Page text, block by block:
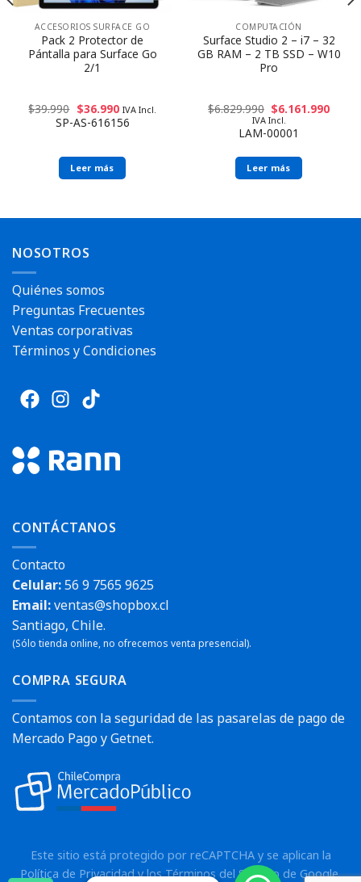
ACCESORIOS SURFACE GO
Pack 2 Protector de
Pántalla para Surface Go
2/1
$39.990 $36.990 IVA Incl.
SP-AS-616156
Leer más
COMPUTACIÓN
Surface Studio 2 – i7 – 32
GB RAM – 2 TB SSD – W10
Pro
$6.829.990 $6.161.990
IVA Incl.
LAM-00001
Leer más
NOSOTROS
Quiénes somos
Preguntas Frecuentes
Ventas corporativas
Términos y Condiciones
CONTÁCTANOS
Contacto
Celular:56 9 7565 9625
Email:ventas@shopbox.cl
Santiago, Chile.
(Sólo tienda online, no ofrecemos venta presencial).
COMPRA SEGURA
Contamos con la seguridad de las pasarelas de pago de
Mercado Pago y Getnet.
Este sitio está protegido por reCAPTCHA y se aplican la
Política de Privacidady losTérminos del Servicio de Google.